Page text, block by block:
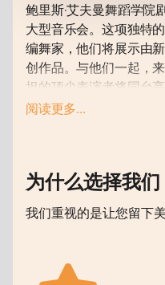
鲍里斯·艾夫曼舞蹈学院
大型音乐会。这项独特
编舞家，他们将展示由
创作品。与他们一起，
坦的顶尖表演者将同台亮
位于圣彼得堡市中心的
种舞蹈风格和方向。
全俄艺术节“青年编舞家
和国际舞蹈未来的机会
不要错过参加这一难忘
有限！
阅读更多...
为什么选择我们
我们重视的是让您留下